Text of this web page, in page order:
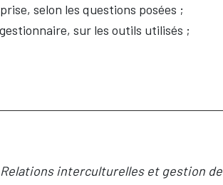
selon les questions posées ;
sur les outils utilisés ;
interculturelles et gestion de